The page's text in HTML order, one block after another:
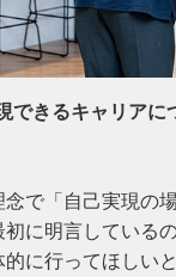
できるキャリアに
で「自己実現の
に明言している
に行ってほしい